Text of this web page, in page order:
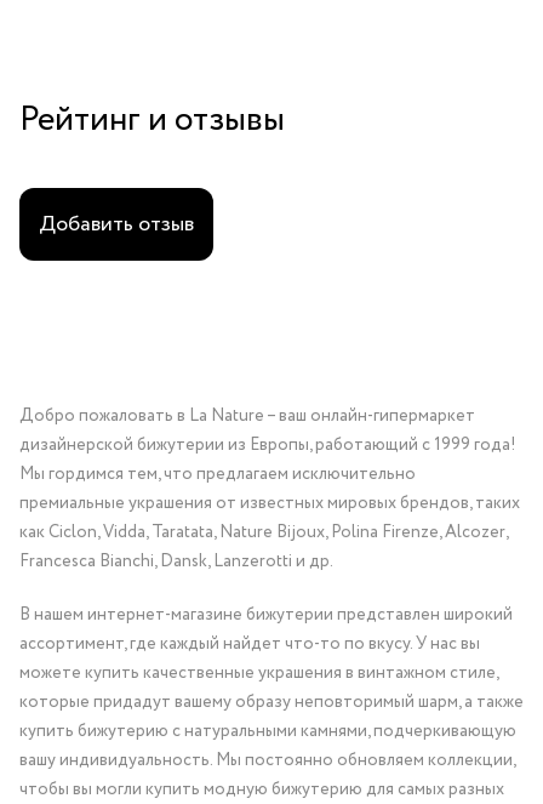
Рейтинг и отзывы
Добавить отзыв
Добро пожаловать в La Nature – ваш онлайн-гипермаркет
дизайнерской бижутерии из Европы, работающий с 1999 года!
Мы гордимся тем, что предлагаем исключительно
премиальные украшения от известных мировых брендов, таких
как Ciclon, Vidda, Taratata, Nature Bijoux, Polina Firenze, Alcozer,
Francesca Bianchi, Dansk, Lanzerotti и др.
В нашем интернет-магазине бижутерии представлен широкий
ассортимент, где каждый найдет что-то по вкусу. У нас вы
можете купить качественные украшения в винтажном стиле,
которые придадут вашему образу неповторимый шарм, а также
купить бижутерию с натуральными камнями, подчеркивающую
вашу индивидуальность. Мы постоянно обновляем коллекции,
чтобы вы могли купить модную бижутерию для самых разных